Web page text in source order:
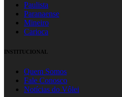
Paulista
Paranaense
Mineiro
Carioca
INSTITUCIONAL
Quem Somos
Fale Conosco
Notícias do Vôlei